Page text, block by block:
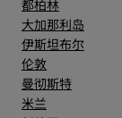
都柏林
大加那利岛
伊斯坦布尔
伦敦
曼彻斯特
米兰